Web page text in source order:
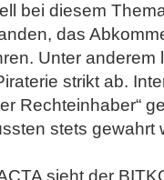
bei diesem
das
Unter anderem
strikt ab.
Rechteinhaber“
stets gewahrt
sieht der